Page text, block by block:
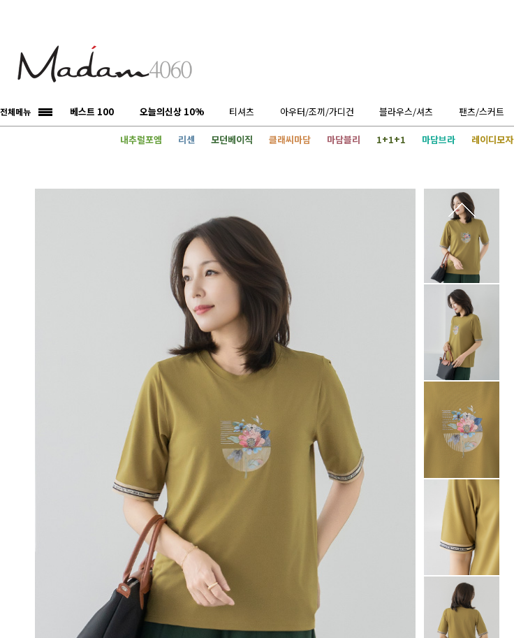
전체메뉴 베스트 100 오늘의신상 10% 티셔츠 아우터/조끼/가디건 블라우스/셔츠 팬츠/스커트
내추럴포엠 리센 모던베이직 클래씨마담 마담블리 1+1+1 마담브라 레이디모자